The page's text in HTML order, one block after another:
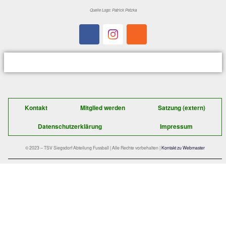
aus 10m zum Abschluss, doch auch er verzieht klar
Somit blieb es schließlich beim knappen, aber letztlich
verdienten Derbysieg für den ESV Freilassing, die
sich vor allem offensiv was einfallen lassen um endlich